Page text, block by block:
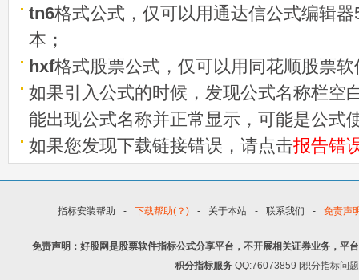
tn6格式公式，仅可以用通达信公式编辑
本；
hxf格式股票公式，仅可以用同花顺股票
如果引入公式的时候，发现公式名称栏空
能出现公式名称并正常显示，可能是公式
如果您发现下载链接错误，请点击报告错
指标安装帮助 - 下载帮助(？) - 关于本站 - 联系我们 - 免责声
免责声明：好股网是股票软件指标公式分享平台，不开展相关证券业务，平
积分指标服务 QQ:76073859 [积分指标问